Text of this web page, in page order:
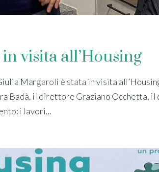
visita all’Housing
Margaroli è stata in visita
Badà, il direttore Graziano Occhetta,
i lavori...